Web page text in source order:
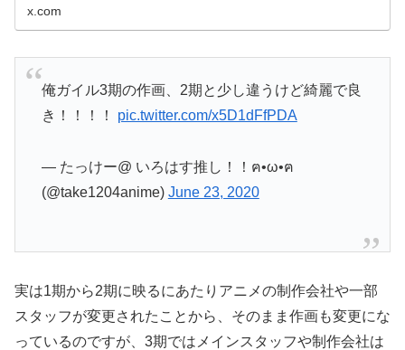
x.com
俺ガイル3期の作画、2期と少し違うけど綺麗で良
き！！！！ pic.twitter.com/x5D1dFfPDA
— たっけー@ いろはす推し！！️ฅ•ω•ฅ
(@take1204anime) June 23, 2020
実は1期から2期に映るにあたりアニメの制作会社や一部
スタッフが変更されたことから、そのまま作画も変更にな
っているのですが、3期ではメインスタッフや制作会社は